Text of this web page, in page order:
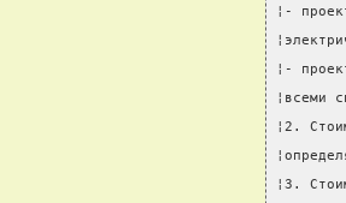
¦-
¦-
¦2.
¦3.